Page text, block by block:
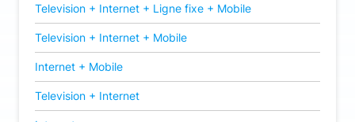
Television + Internet + Ligne fixe + Mobile
Television + Internet + Mobile
Internet + Mobile
Television + Internet